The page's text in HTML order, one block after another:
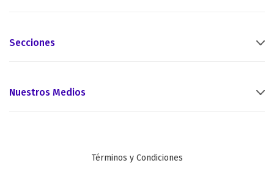
Secciones
Nuestros Medios
Términos y Condiciones